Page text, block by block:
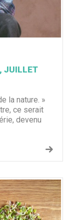
JUILLET
la nature. »
ce serait
devenu